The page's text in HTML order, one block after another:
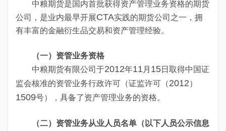
中粮期货是国内首批获得资产管理业务资格的期货
公司，是业内最早开展CTA实践的期货公司之一，拥
有丰富的金融衍生品交易和资产管理经验。
（一）资管业务资格
中粮期货有限公司于2012年11 月 15日取得中国证
监会核准的资管业务行政许可（证监许可（2012）
1509号），具备了资产管理业务的资格。
（二）资管业务从业人员名单（以下人员公示信息